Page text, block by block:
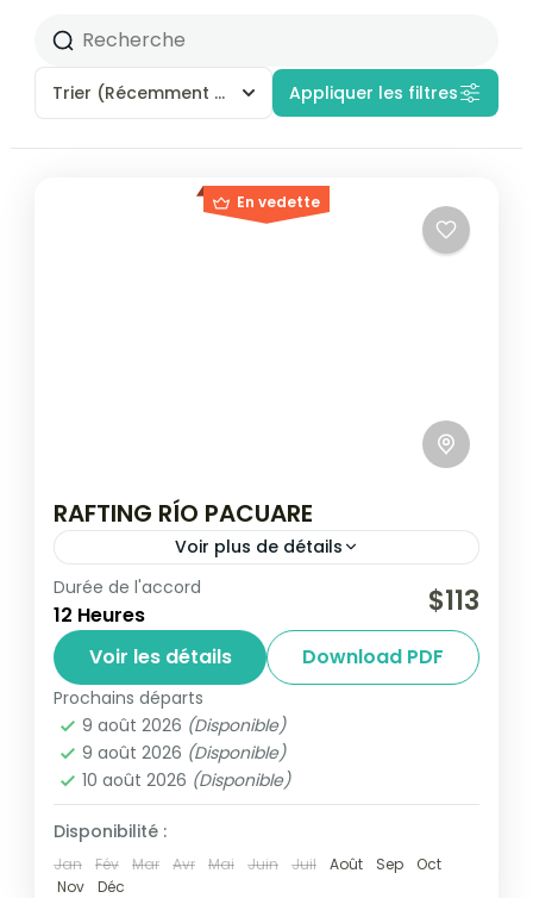
Trier (Récemment ajouté) Appliquer les filtres
En vedette
RAFTING RÍO PACUARE
Voir plus de détails
aventure Costa Rica Exploradores outdoor
Pacuare Rafting Salamandra Tours
Aventure sur le Río Pacuare Vivez une
expérience inoubliable au cœur de la
nature sauvage costaricienne avec cette
excursion sur le Río Pacuare, rivière
emblématique...
Côte Atlantique
Niveau 2 - Modéré
1 Personne
Durée de l'accord
12 Heures $113
Voir les détails Download PDF
Prochains départs
9 août 2026 (Disponible)
9 août 2026 (Disponible)
10 août 2026 (Disponible)
Disponibilité :
Jan Fév Mar Avr Mai Juin Juil Août Sep
Oct
Nov
Déc